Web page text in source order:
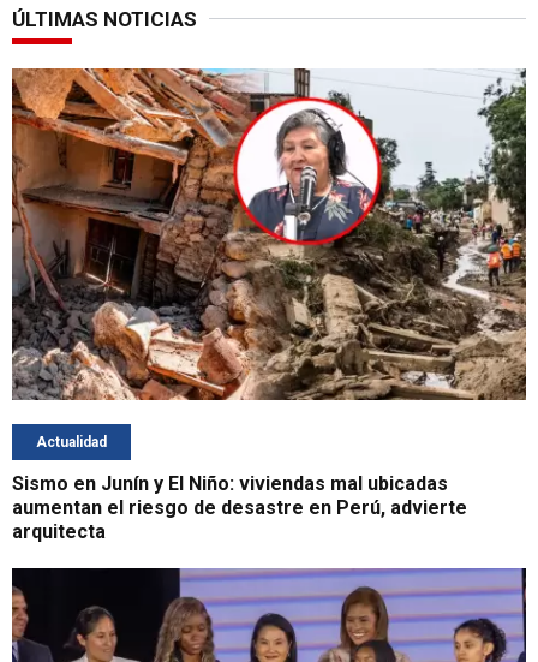
ÚLTIMAS NOTICIAS
Actualidad
Sismo en Junín y El Niño: viviendas mal ubicadas
aumentan el riesgo de desastre en Perú, advierte
arquitecta